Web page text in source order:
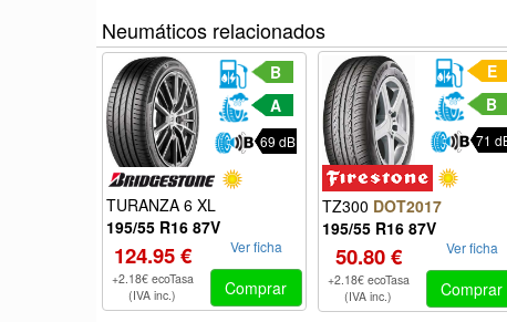
Neumáticos relacionados
B
A
69 dB
TURANZA 6 XL
195/55 R16 87V
124.95 €
+2.18€ ecoTasa
(IVA inc.)
Ver ficha
Comprar
E
B
71
TZ300 DOT2017
195/55 R16 87V
50.80 €
+2.18€ ecoTasa
(IVA inc.)
Ver ficha
Comprar